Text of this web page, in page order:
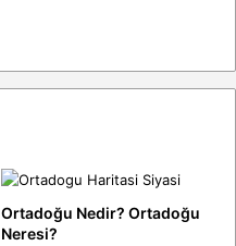
Ortadoğu Nedir? Ortadoğu
Neresi?